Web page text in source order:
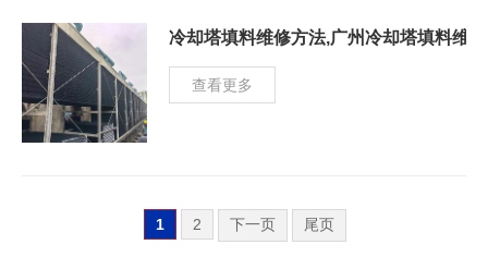
冷却塔填料维修方法,广州冷却塔填料维
查看更多
1 2 下一页 尾页